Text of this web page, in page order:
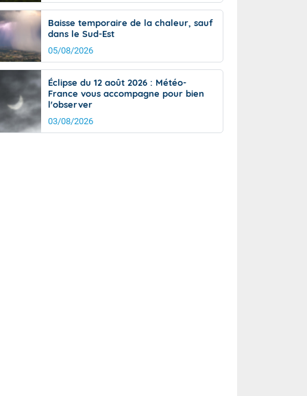
de
Bulletins Marine
Bulletins d'estimation du risque
d'avalanche
Météo des forêts
Vigicrues
Baisse temporaire de la chaleur, sauf
dans le Sud-Est
05/08/2026
Éclipse du 12 août 2026 : Météo-
France vous accompagne pour bien
l'observer
03/08/2026